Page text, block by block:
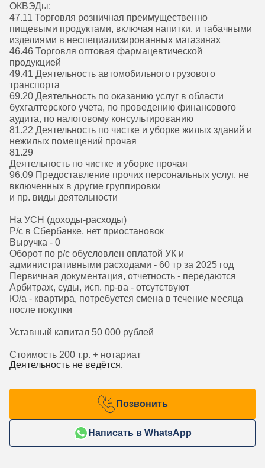
ОКВЭДы:
47.11 Торговля розничная преимущественно
пищевыми продуктами, включая напитки, и табачными
изделиями в неспециализированных магазинах
46.46 Торговля оптовая фармацевтической
продукцией
49.41 Деятельность автомобильного грузового
транспорта
69.20 Деятельность по оказанию услуг в области
бухгалтерского учета, по проведению финансового
аудита, по налоговому консультированию
81.22 Деятельность по чистке и уборке жилых зданий и
нежилых помещений прочая
81.29
Деятельность по чистке и уборке прочая
96.09 Предоставление прочих персональных услуг, не
включенных в другие группировки
и пр. виды деятельности
На УСН (доходы-расходы)
Р/с в Сбербанке, нет приостановок
Выручка - 0
Оборот по р/с обусловлен оплатой УК и
административными расходами - 60 тр за 2025 год
Первичная документация, отчетность - передаются
Арбитраж, суды, исп. пр-ва - отсутствуют
Ю/а - квартира, потребуется смена в течение месяца
после покупки
Уставный капитал 50 000 рублей
Стоимость 200 т.р. + нотариат
Деятельность не ведётся.
Позвонить
Написать в WhatsApp